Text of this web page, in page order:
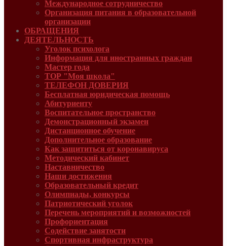
Международное сотрудничество
Организация питания в образовательной
организации
ОБРАЩЕНИЯ
ДЕЯТЕЛЬНОСТЬ
Уголок психолога
Информация для иностранных граждан
Мастер года
ТОР "Моя школа"
ТЕЛЕФОН ДОВЕРИЯ
Бесплатная юридическая помощь
Абитуриенту
Воспитательное пространство
Демонстрационный экзамен
Дистанционное обучение
Дополнительное образование
Как защититься от коронавируса
Методический кабинет
Наставничество
Наши достижения
Образовательный кредит
Олимпиады, конкурсы
Патриотический уголок
Перечень мероприятий и возможностей
Профориентация
Содействие занятости
Спортивная инфраструктура